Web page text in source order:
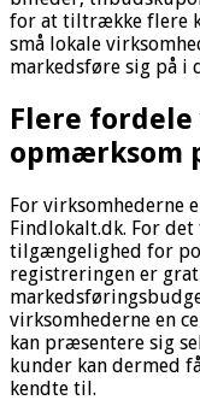
for at tiltrække flere
små lokale
markedsføre sig på i
Flere
opmærksom
For virksomhederne
Findlokalt.dk. For
tilgængelighed for
registreringen er
virksomhederne en
kan præsentere sig
kunder kan dermed
kendte til.